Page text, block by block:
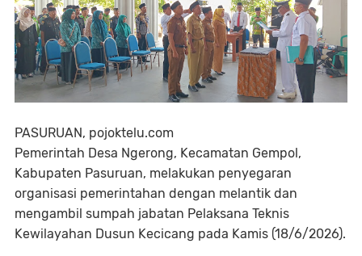
PASURUAN, pojoktelu.com
Pemerintah Desa Ngerong, Kecamatan Gempol,
Kabupaten Pasuruan, melakukan penyegaran
organisasi pemerintahan dengan melantik dan
mengambil sumpah jabatan Pelaksana Teknis
Kewilayahan Dusun Kecicang pada Kamis (18/6/2026).